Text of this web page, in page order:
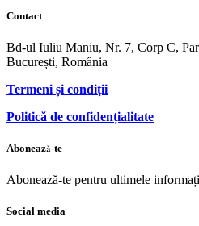
Contact
Bd-ul Iuliu Maniu, Nr. 7, Corp C,
București, România
Termeni și condiții
Politică de confidențialitate
Abonează-te
Abonează-te pentru ultimele
Social media